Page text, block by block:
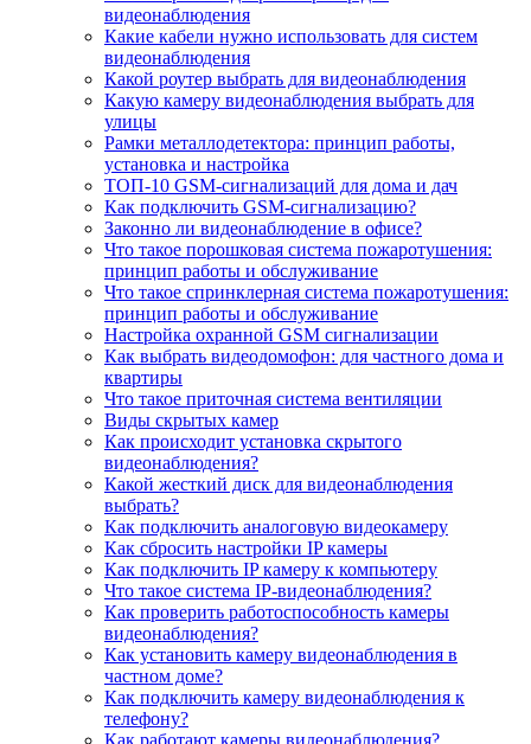
видеонаблюдения
Какие кабели нужно использовать для систем
видеонаблюдения
Какой роутер выбрать для видеонаблюдения
Какую камеру видеонаблюдения выбрать для
улицы
Рамки металлодетектора: принцип работы,
установка и настройка
ТОП-10 GSM-сигнализаций для дома и дач
Как подключить GSM-сигнализацию?
Законно ли видеонаблюдение в офисе?
Что такое порошковая система пожаротушения:
принцип работы и обслуживание
Что такое спринклерная система пожаротушения:
принцип работы и обслуживание
Настройка охранной GSM сигнализации
Как выбрать видеодомофон: для частного дома и
квартиры
Что такое приточная система вентиляции
Виды скрытых камер
Как происходит установка скрытого
видеонаблюдения?
Какой жесткий диск для видеонаблюдения
выбрать?
Как подключить аналоговую видеокамеру
Как сбросить настройки IP камеры
Как подключить IP камеру к компьютеру
Что такое система IP-видеонаблюдения?
Как проверить работоспособность камеры
видеонаблюдения?
Как установить камеру видеонаблюдения в
частном доме?
Как подключить камеру видеонаблюдения к
телефону?
Как работают камеры видеонаблюдения?